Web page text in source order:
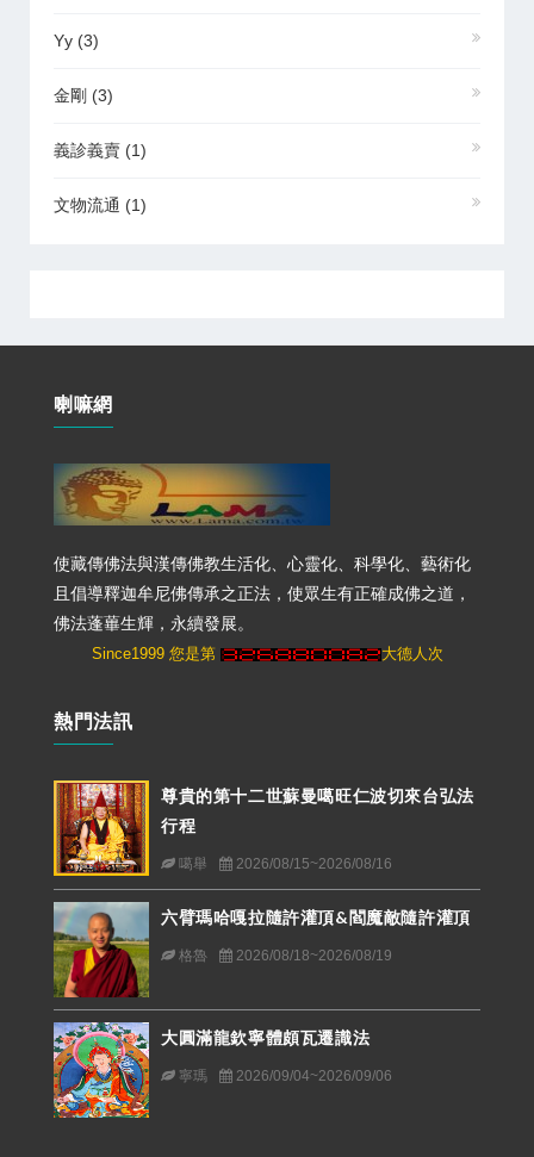
Yy (3)
金剛 (3)
義診義賣 (1)
文物流通 (1)
喇嘛網
使藏傳佛法與漢傳佛教生活化、心靈化、科學化、藝術化
且倡導釋迦牟尼佛傳承之正法，使眾生有正確成佛之道，
佛法蓬蓽生輝，永續發展。
Since1999 您是第 大德人次
熱門法訊
尊貴的第十二世蘇曼噶旺仁波切來台弘法
行程
噶舉 2026/08/15~2026/08/16
六臂瑪哈嘎拉隨許灌頂&閻魔敵隨許灌頂
格魯 2026/08/18~2026/08/19
大圓滿龍欽寧體頗瓦遷識法
寧瑪 2026/09/04~2026/09/06